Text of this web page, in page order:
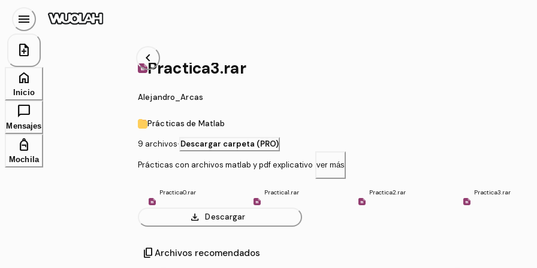
chevron_left
Practica3.rar
Alejandro_Arcas
Prácticas de Matlab
9 archivos· Descargar carpeta (PRO)
Prácticas con archivos matlab y pdf explicativo ver más
Practica0.rar Practica1.rar Practica2.rar Practica3.rar
download Descargar
content_copy Archivos recomendados
menu
note_add
home
Inicio
chat_bubble
Mensajes
personal_bag
Mochila